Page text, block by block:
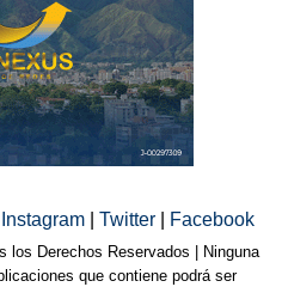
Instagram Twitter Facebook
los Derechos Reservados | Ninguna
que contiene podrá ser